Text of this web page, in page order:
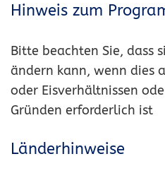
Hinweis zum
Bitte beachten Sie, dass
ändern kann, wenn dies
oder Eisverhältnissen
Gründen erforderlich ist
Länderhinweise